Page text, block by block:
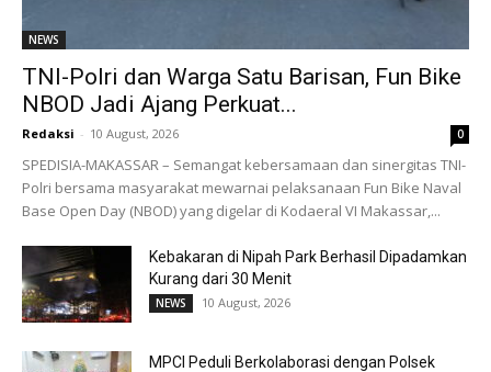
NEWS
TNI-Polri dan Warga Satu Barisan, Fun Bike
NBOD Jadi Ajang Perkuat...
Redaksi - 10 August, 2026 0
SPEDISIA-MAKASSAR – Semangat kebersamaan dan sinergitas TNI-
Polri bersama masyarakat mewarnai pelaksanaan Fun Bike Naval
Base Open Day (NBOD) yang digelar di Kodaeral VI Makassar,...
Kebakaran di Nipah Park Berhasil Dipadamkan
Kurang dari 30 Menit
NEWS 10 August, 2026
MPCI Peduli Berkolaborasi dengan Polsek